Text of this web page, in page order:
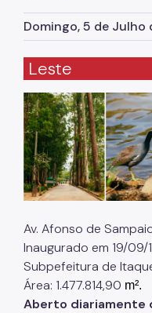
Parques Urbanos
Parques
Unidades de
Trilha Interparques
Viveiros Municipais
Educação Ambiental
Planetários
Planejamento
Domingo, 5 de
Av. Afonso de
Inaugurado em 19/09/
Subpefeitura de
Área: 1.477.814,90 m².
Aberto diariamente